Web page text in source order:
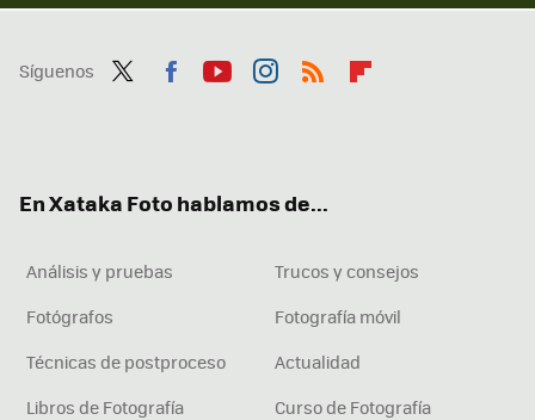
Síguenos
En Xataka Foto hablamos de...
Análisis y pruebas
Trucos y consejos
Fotógrafos
Fotografía móvil
Técnicas de postproceso
Actualidad
Libros de Fotografía
Curso de Fotografía